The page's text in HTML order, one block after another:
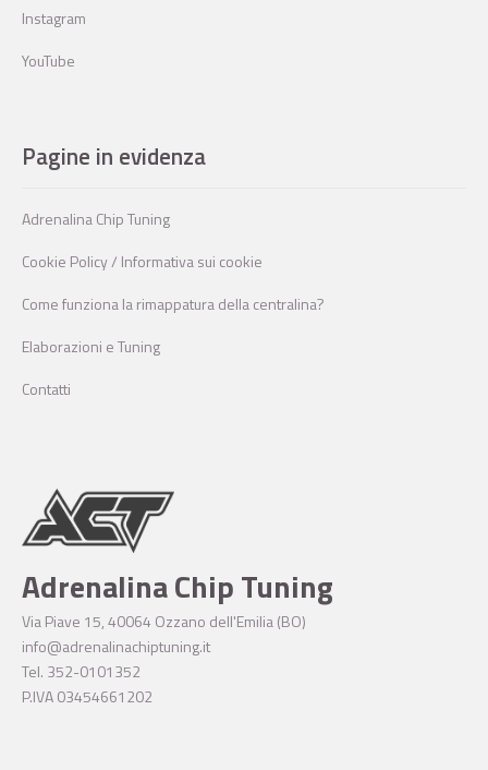
Adrenalina Chip Tuning
Via Piave 15, 40064 Ozzano dell'Emilia (BO)
info@adrenalinachiptuning.it
Tel. 352-0101352
P.IVA 03454661202
Pagine in evidenza
Adrenalina Chip Tuning
Cookie Policy / Informativa sui cookie
Come funziona la rimappatura della centralina?
Elaborazioni e Tuning
Contatti
Instagram
YouTube